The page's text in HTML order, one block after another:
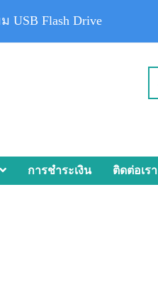
การชำระเงิน ติดต่อเรา
USB Flash Drive